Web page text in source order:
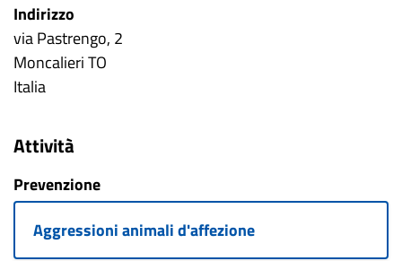
Indirizzo
via Pastrengo, 2
MoncalieriTO
Italia
Attività
Prevenzione
Aggressioni animali d'affezione